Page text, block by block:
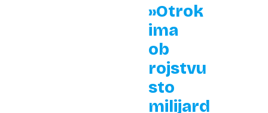
»Otrok
ima
ob
rojstvu
sto
milijard